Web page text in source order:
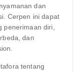
dan
Cerpen ini dapat
penerimaan diri,
dan
tentang